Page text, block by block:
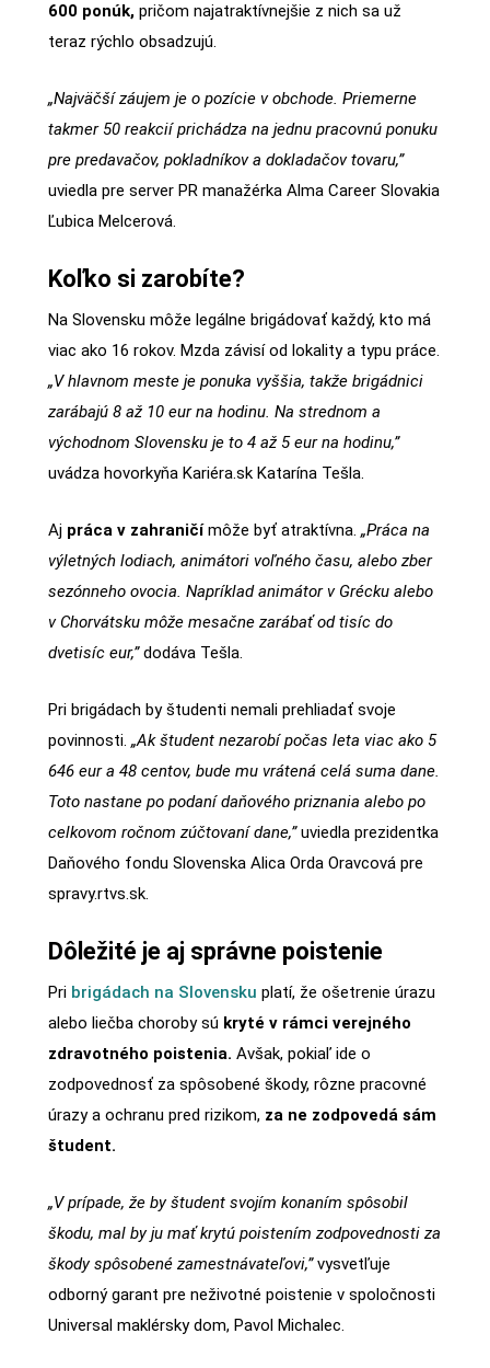
600 ponúk, pričom najatraktívnejšie z nich sa už
teraz rýchlo obsadzujú.
„Najväčší záujem je o pozície v obchode. Priemerne
takmer 50 reakcií prichádza na jednu pracovnú ponuku
pre predavačov, pokladníkov a dokladačov tovaru,”
uviedla pre server PR manažérka Alma Career Slovakia
Ľubica Melcerová.
Koľko si zarobíte?
Na Slovensku môže legálne brigádovať každý, kto má
viac ako 16 rokov. Mzda závisí od lokality a typu práce.
„V hlavnom meste je ponuka vyššia, takže brigádnici
zarábajú 8 až 10 eur na hodinu. Na strednom a
východnom Slovensku je to 4 až 5 eur na hodinu,”
uvádza hovorkyňa Kariéra.sk Katarína Tešla.
Ajpráca v zahraničímôže byť atraktívna. „Práca na
výletných lodiach, animátori voľného času, alebo zber
sezónneho ovocia. Napríklad animátor v Grécku alebo
v Chorvátsku môže mesačne zarábať od tisíc do
dvetisíc eur,”dodáva Tešla.
Pri brigádach by študenti nemali prehliadať svoje
povinnosti. „Ak študent nezarobí počas leta viac ako 5
646 eur a 48 centov, bude mu vrátená celá suma dane.
Toto nastane po podaní daňového priznania alebo po
celkovom ročnom zúčtovaní dane,”uviedla prezidentka
Daňového fondu Slovenska Alica Orda Oravcová pre
spravy.rtvs.sk.
Dôležité je aj správne poistenie
Pri brigádach na Slovensku platí, že ošetrenie úrazu
alebo liečba choroby sú kryté v rámci verejného
zdravotného poistenia. Avšak, pokiaľ ide o
zodpovednosť za spôsobené škody, rôzne pracovné
úrazy a ochranu pred rizikom, za ne zodpovedá sám
študent.
„V prípade, že by študent svojím konaním spôsobil
škodu, mal by ju mať krytú poistením zodpovednosti za
škody spôsobené zamestnávateľovi,”vysvetľuje
odborný garant pre neživotné poistenie v spoločnosti
Universal maklérsky dom, Pavol Michalec.